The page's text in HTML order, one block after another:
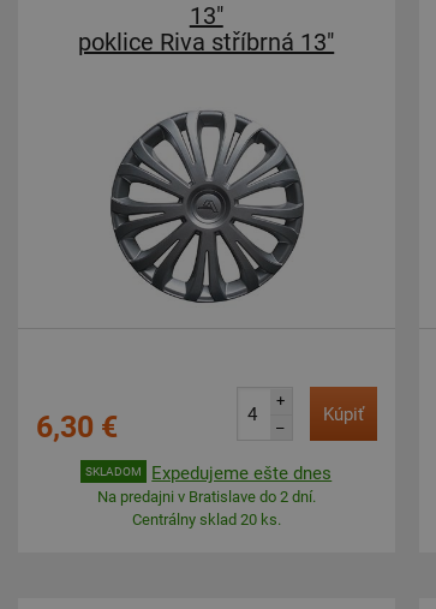
13"
poklice Riva stříbrná 13"
6,30 €
+
–
Kúpiť
SKLADOM Expedujeme ešte dnes
Na predajni v Bratislave do 2 dní.
Centrálny sklad 20 ks.